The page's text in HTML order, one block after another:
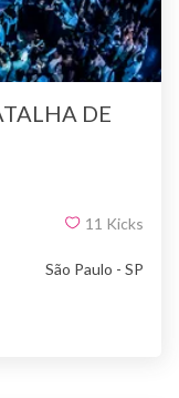
DE
11 Kicks
São Paulo - SP